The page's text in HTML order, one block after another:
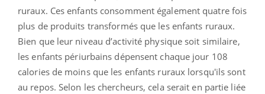
ruraux. Ces enfants consomment également quatre fois
plus de produits transformés que les enfants ruraux.
Bien que leur niveau d’activité physique soit similaire,
les enfants périurbains dépensent chaque jour 108
calories de moins que les enfants ruraux lorsqu'ils sont
au repos. Selon les chercheurs, cela serait en partie liée